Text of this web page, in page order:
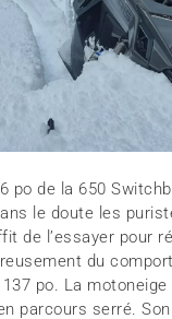
po de la 650
le doute les
de l’essayer pour
du
po. La
parcours serré.